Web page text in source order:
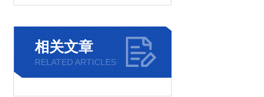
相关文章
RELATED ARTICLES